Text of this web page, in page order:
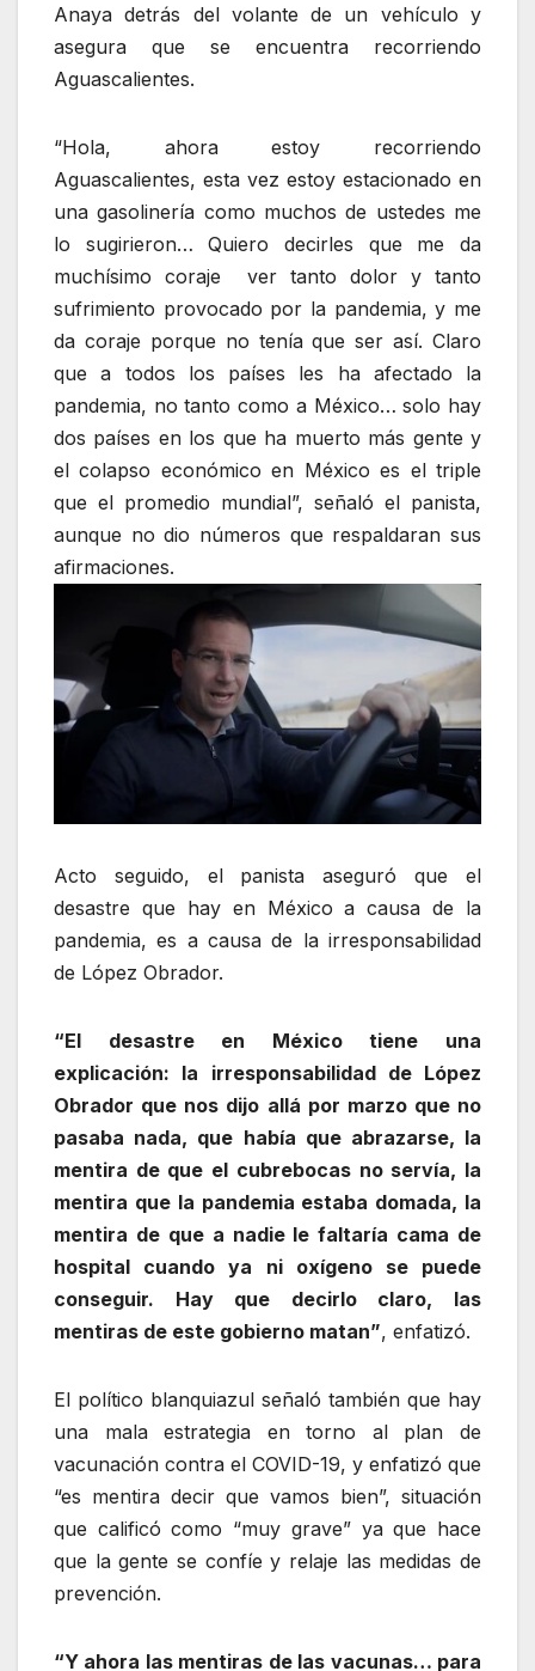
Anaya detrás del volante de un vehículo y
asegura que se encuentra recorriendo
Aguascalientes.
“Hola, ahora estoy recorriendo
Aguascalientes, esta vez estoy estacionado en
una gasolinería como muchos de ustedes me
lo sugirieron… Quiero decirles que me da
muchísimo coraje ver tanto dolor y tanto
sufrimiento provocado por la pandemia, y me
da coraje porque no tenía que ser así. Claro
que a todos los países les ha afectado la
pandemia, no tanto como a México… solo hay
dos países en los que ha muerto más gente y
el colapso económico en México es el triple
que el promedio mundial”, señaló el panista,
aunque no dio números que respaldaran sus
afirmaciones.
Acto seguido, el panista aseguró que el
desastre que hay en México a causa de la
pandemia, es a causa de la irresponsabilidad
de López Obrador.
“El desastre en México tiene una
explicación: la irresponsabilidad de López
Obrador que nos dijo allá por marzo que no
pasaba nada, que había que abrazarse, la
mentira de que el cubrebocas no servía, la
mentira que la pandemia estaba domada, la
mentira de que a nadie le faltaría cama de
hospital cuando ya ni oxígeno se puede
conseguir. Hay que decirlo claro, las
mentiras de este gobierno matan”, enfatizó.
El político blanquiazul señaló también que hay
una mala estrategia en torno al plan de
vacunación contra el COVID-19, y enfatizó que
“es mentira decir que vamos bien”, situación
que calificó como “muy grave” ya que hace
que la gente se confíe y relaje las medidas de
prevención.
“Y ahora las mentiras de las vacunas… para